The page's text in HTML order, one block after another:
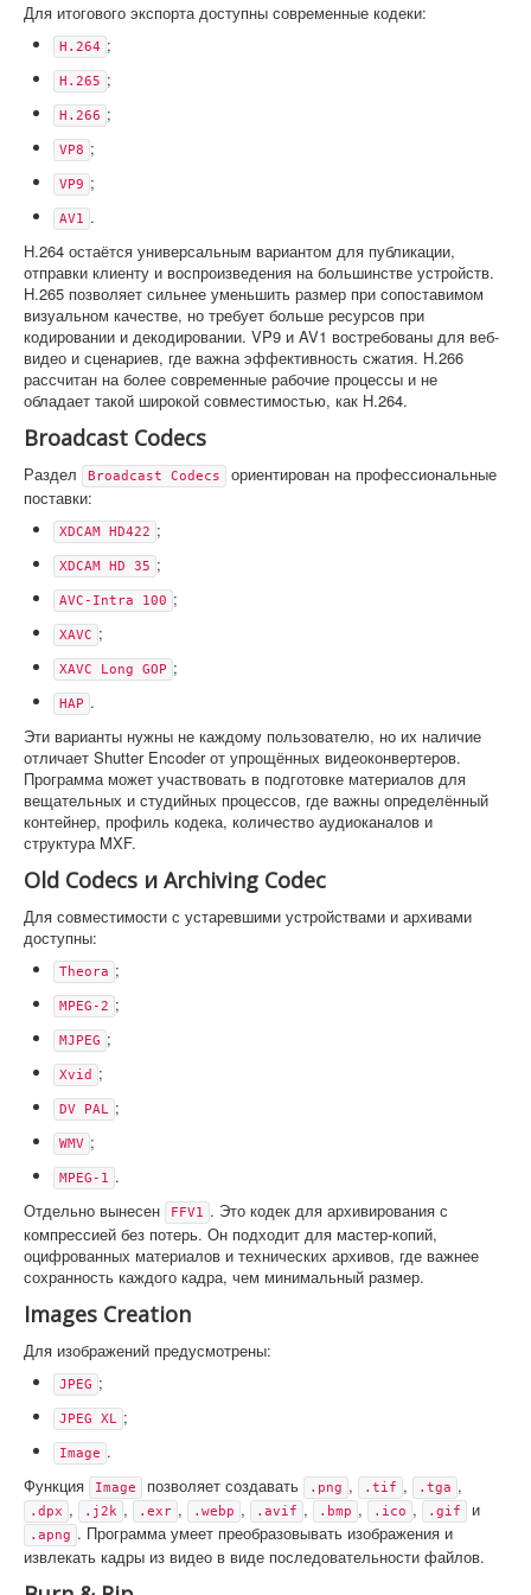
Для итогового экспорта доступны современные кодеки:
H.264 ;
H.265 ;
H.266 ;
VP8 ;
VP9 ;
AV1 .
H.264 остаётся универсальным вариантом для публикации,
отправки клиенту и воспроизведения на большинстве устройств.
H.265 позволяет сильнее уменьшить размер при сопоставимом
визуальном качестве, но требует больше ресурсов при
кодировании и декодировании. VP9 и AV1 востребованы для веб-
видео и сценариев, где важна эффективность сжатия. H.266
рассчитан на более современные рабочие процессы и не
обладает такой широкой совместимостью, как H.264.
Broadcast Codecs
Раздел Broadcast Codecs
ориентирован на профессиональные
поставки:
XDCAM HD422 ;
XDCAM HD 35 ;
AVC-Intra 100 ;
XAVC ;
XAVC Long GOP ;
HAP .
Эти варианты нужны не каждому пользователю, но их наличие
отличает Shutter Encoder от упрощённых видеоконвертеров.
Программа может участвовать в подготовке материалов для
вещательных и студийных процессов, где важны определённый
контейнер, профиль кодека, количество аудиоканалов и
структура MXF.
Old Codecs и Archiving Codec
Для совместимости с устаревшими устройствами и архивами
доступны:
Theora ;
MPEG-2 ;
MJPEG ;
Xvid ;
DV PAL ;
WMV ;
MPEG-1 .
Отдельно вынесен
FFV1 . Это кодек для архивирования с
компрессией без потерь. Он подходит для мастер-копий,
оцифрованных материалов и технических архивов, где важнее
сохранность каждого кадра, чем минимальный размер.
Images Creation
Для изображений предусмотрены:
JPEG ;
JPEG XL ;
Image .
Функция
Image позволяет создавать .png , .tif , .tga ,
.dpx , .j2k , .exr , .webp , .avif , .bmp , .ico , .gif и
.apng . Программа умеет преобразовывать изображения и
извлекать кадры из видео в виде последовательности файлов.